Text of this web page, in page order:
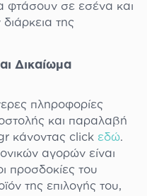
φτάσουν σε εσένα και
της
Δικαίωμα
πληροφορίες
και παραλαβή
κάνοντας click εδώ.
αγορών είναι
προσδοκίες του
της επιλογής του,